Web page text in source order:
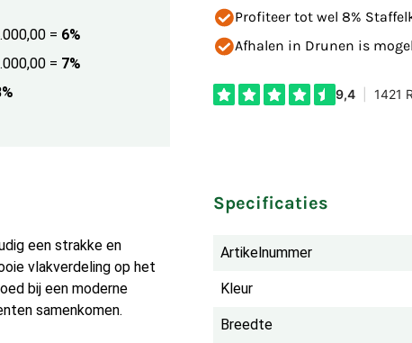
= 6%
= 7%
Profiteer tot wel 8%
Afhalen in Drunen is
een strakke en
vlakverdeling op het
bij een moderne
samenkomen.
Specificaties
Artikelnummer
Kleur
Breedte